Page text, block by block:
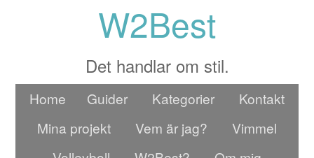
W2Best
Det handlar om stil.
Home Guider Kategorier
Kontakt
Mina projekt
Vem är jag?
Vimmel